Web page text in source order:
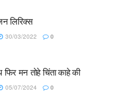
लिरिक्स
30/03/2022 0
मन तोहे चिंता काहे की
05/07/2024 0